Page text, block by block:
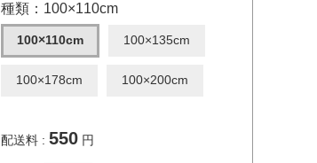
種類：100×110cm
100×110cm 100×135cm
100×178cm 100×200cm
配送料 : 550 円